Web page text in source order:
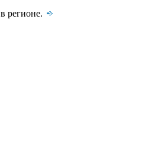
регионе.